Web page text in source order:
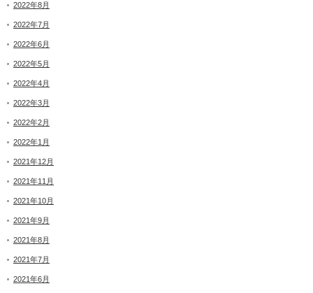
2022年8月
2022年7月
2022年6月
2022年5月
2022年4月
2022年3月
2022年2月
2022年1月
2021年12月
2021年11月
2021年10月
2021年9月
2021年8月
2021年7月
2021年6月